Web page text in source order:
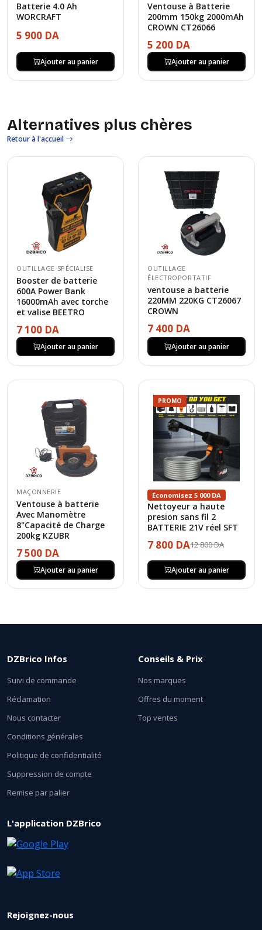
Batterie 4.0 Ah
WORCRAFT
5 900 DA
Ajouter au panier
Ventouse à Batterie
200mm 150kg 2000mAh
CROWN CT26066
5 200 DA
Ajouter au panier
Alternatives plus chères
Retour à l'accueil
OUTILLAGE SPÉCIALISE
Booster de batterie
600A Power Bank
16000mAh avec torche
et valise BEETRO
7 100 DA
Ajouter au panier
OUTILLAGE
ÉLECTROPORTATIF
ventouse a batterie
220MM 220KG CT26067
CROWN
7 400 DA
Ajouter au panier
MAÇONNERIE
Ventouse à batterie
Avec Manomètre
8"Capacité de Charge
200kg KZUBR
7 500 DA
Ajouter au panier
PROMO
Économisez 5 000 DA
Nettoyeur a haute
presion sans fil 2
BATTERIE 21V réel SFT
7 800 DA12 800 DA
Ajouter au panier
DZBrico Infos
Suivi de commande
Réclamation
Nous contacter
Conditions générales
Politique de confidentialité
Suppression de compte
Remise par palier
Conseils & Prix
Nos marques
Offres du moment
Top ventes
L'application DZBrico
Rejoignez-nous